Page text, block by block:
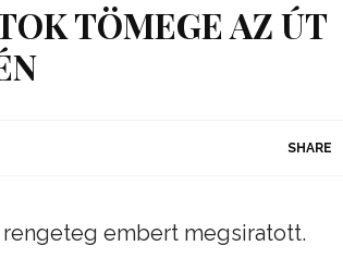
TÖMEGE AZ ÚT
SHARE
embert megsiratott.